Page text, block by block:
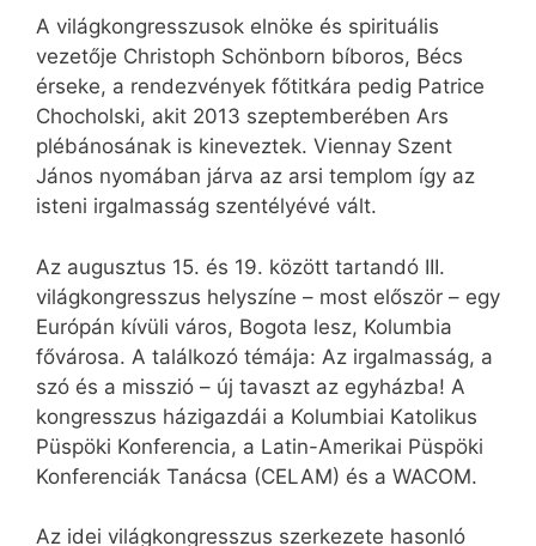
A világkongresszusok elnöke és spirituális
vezetője Christoph Schönborn bíboros, Bécs
érseke, a rendezvények főtitkára pedig Patrice
Chocholski, akit 2013 szeptemberében Ars
plébánosának is kineveztek. Viennay Szent
János nyomában járva az arsi templom így az
isteni irgalmasság szentélyévé vált.
Az augusztus 15. és 19. között tartandó III.
világkongresszus helyszíne – most először – egy
Európán kívüli város, Bogota lesz, Kolumbia
fővárosa. A találkozó témája: Az irgalmasság, a
szó és a misszió – új tavaszt az egyházba! A
kongresszus házigazdái a Kolumbiai Katolikus
Püspöki Konferencia, a Latin-Amerikai Püspöki
Konferenciák Tanácsa (CELAM) és a WACOM.
Az idei világkongresszus szerkezete hasonló